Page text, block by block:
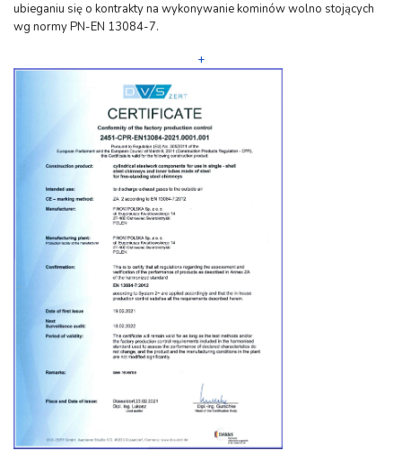
ubieganiu się o kontrakty na wykonywanie kominów wolno stojących
wg normy PN-EN 13084-7.
+